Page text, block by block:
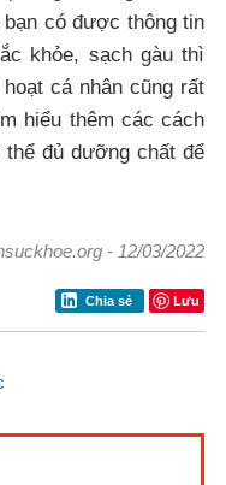
có được thông tin
khỏe, sạch gàu thì
cá nhân cũng rất
hiểu thêm các cách
đủ dưỡng chất để
- 12/03/2022
Chia sẻ Lưu